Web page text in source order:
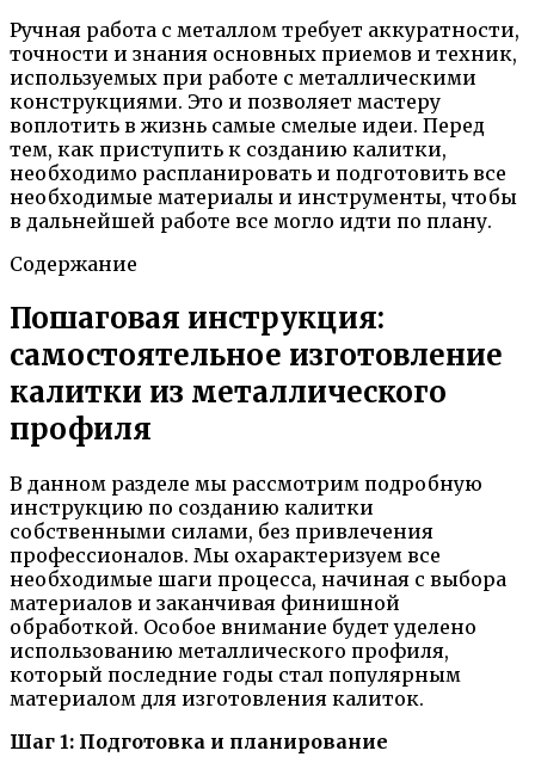
Ручная работа с металлом требует аккуратности,
точности и знания основных приемов и техник,
используемых при работе с металлическими
конструкциями. Это и позволяет мастеру
воплотить в жизнь самые смелые идеи. Перед
тем, как приступить к созданию калитки,
необходимо распланировать и подготовить все
необходимые материалы и инструменты, чтобы
в дальнейшей работе все могло идти по плану.
Содержание
Пошаговая инструкция:
самостоятельное изготовление
калитки из металлического
профиля
В данном разделе мы рассмотрим подробную
инструкцию по созданию калитки
собственными силами, без привлечения
профессионалов. Мы охарактеризуем все
необходимые шаги процесса, начиная с выбора
материалов и заканчивая финишной
обработкой. Особое внимание будет уделено
использованию металлического профиля,
который последние годы стал популярным
материалом для изготовления калиток.
Шаг 1: Подготовка и планирование